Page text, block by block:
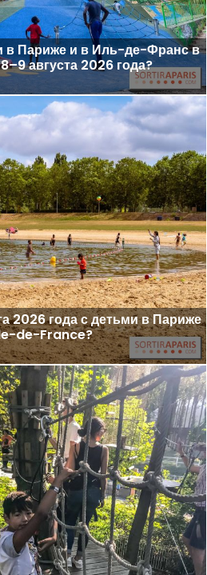
в Париже и в Иль-де-Франс в
августа 2026 года?
2026 года с детьми в Париже
de-France?